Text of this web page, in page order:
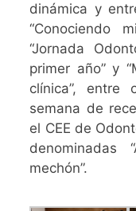
dinámica y
“Conociendo
“Jornada
primer año” y
clínica”, entre
semana de
el CEE de
denominadas
mechón”.